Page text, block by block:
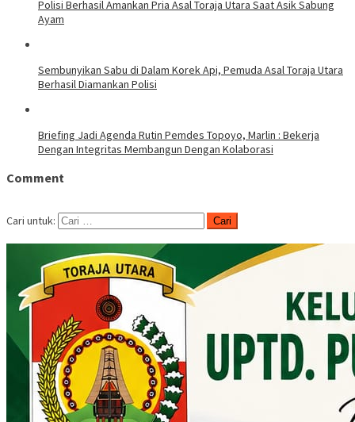
Polisi Berhasil Amankan Pria Asal Toraja Utara Saat Asik Sabung
Ayam
Sembunyikan Sabu di Dalam Korek Api, Pemuda Asal Toraja Utara
Berhasil Diamankan Polisi
Briefing Jadi Agenda Rutin Pemdes Topoyo, Marlin : Bekerja
Dengan Integritas Membangun Dengan Kolaborasi
Comment
Cari untuk: